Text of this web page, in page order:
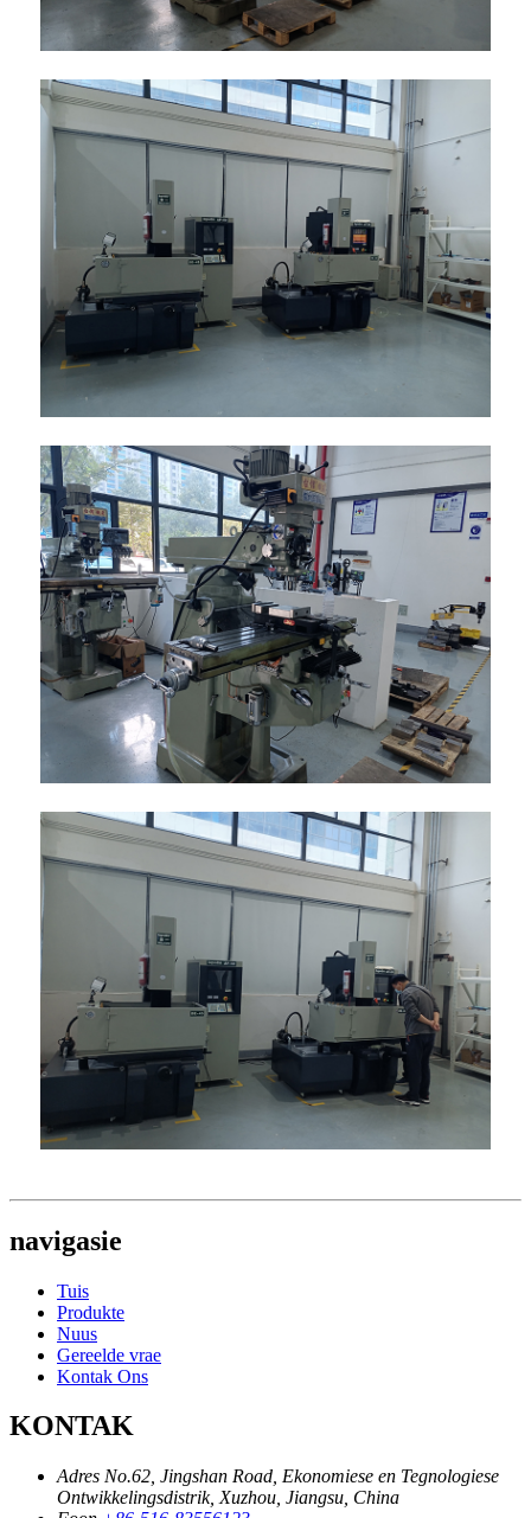
navigasie
Tuis
Produkte
Nuus
Gereelde vrae
Kontak Ons
KONTAK
Adres No.62, Jingshan Road, Ekonomiese en Tegnologiese
Ontwikkelingsdistrik, Xuzhou, Jiangsu, China